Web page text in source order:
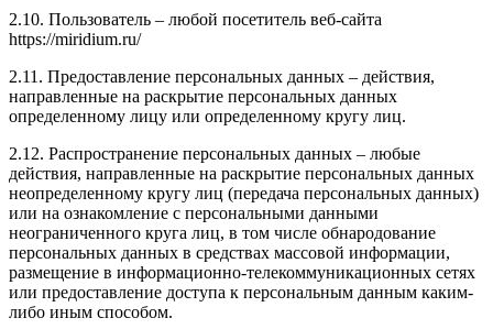
2.10. Пользователь – любой посетитель веб-сайта
https://miridium.ru/
2.11. Предоставление персональных данных – действия,
направленные на раскрытие персональных данных
определенному лицу или определенному кругу лиц.
2.12. Распространение персональных данных – любые
действия, направленные на раскрытие персональных данных
неопределенному кругу лиц (передача персональных данных)
или на ознакомление с персональными данными
неограниченного круга лиц, в том числе обнародование
персональных данных в средствах массовой информации,
размещение в информационно-телекоммуникационных сетях
или предоставление доступа к персональным данным каким-
либо иным способом.